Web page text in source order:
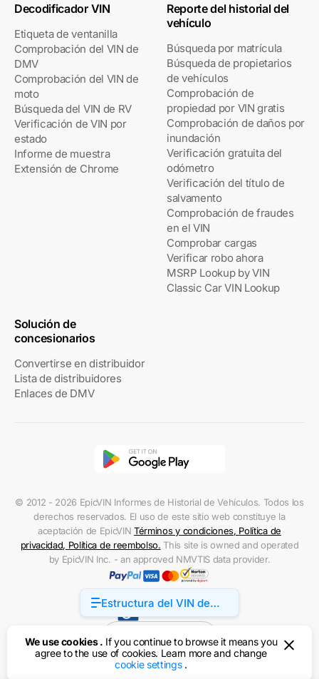
Estructura del VIN de
Audi e-tron
Decodificador VIN
Etiqueta de ventanilla
Comprobación del VIN de
DMV
Comprobación del VIN de
moto
Búsqueda del VIN de RV
Verificación de VIN por
estado
Informe de muestra
Extensión de Chrome
Reporte del historial del
vehículo
Búsqueda por matrícula
Búsqueda de propietarios
de vehículos
Comprobación de
propiedad por VIN gratis
Comprobación de daños por
inundación
Verificación gratuita del
odómetro
Verificación del título de
salvamento
Comprobación de fraudes
en el VIN
Comprobar cargas
Verificar robo ahora
MSRP Lookup by VIN
Classic Car VIN Lookup
Solución de
concesionarios
Convertirse en distribuidor
Lista de distribuidores
Enlaces de DMV
© 2012 - 2026 EpicVIN Informes de Historial de Vehículos. Todos los
derechos reservados. El uso de este sitio web constituye la
aceptación de EpicVINTérminos y condiciones, Política de
privacidad, Política de reembolso. This site is owned and operated
by EpicVIN Inc. - an approved NMVTIS data provider.
Estados Unidos
Accessibility
We use cookies . If you continue to browse it means you
agree to the use of cookies. Learn more and change
cookie settings.